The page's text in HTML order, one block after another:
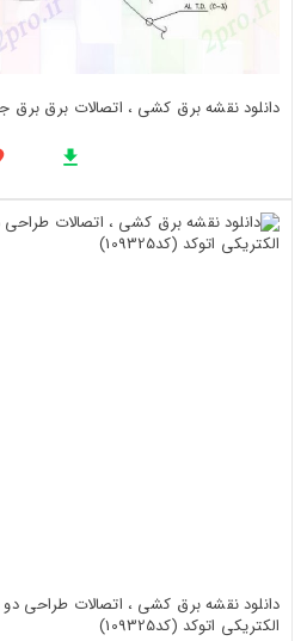
دانلود نقشه برق کشی ، اتصالات برق برق
دانلود نقشه برق کشی ، اتصالات طراحی
الکتریکی اتوکد (کد109325)